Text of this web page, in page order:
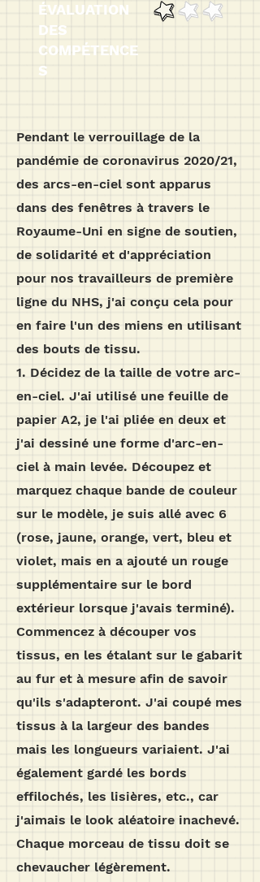
Pendant le verrouillage de la
pandémie de coronavirus 2020/21,
des arcs-en-ciel sont apparus
dans des fenêtres à travers le
Royaume-Uni en signe de soutien,
de solidarité et d'appréciation
pour nos travailleurs de première
ligne du NHS, j'ai conçu cela pour
en faire l'un des miens en utilisant
des bouts de tissu.
1. Décidez de la taille de votre arc-
en-ciel. J'ai utilisé une feuille de
papier A2, je l'ai pliée en deux et
j'ai dessiné une forme d'arc-en-
ciel à main levée. Découpez et
marquez chaque bande de couleur
sur le modèle, je suis allé avec 6
(rose, jaune, orange, vert, bleu et
violet, mais en a ajouté un rouge
supplémentaire sur le bord
extérieur lorsque j'avais terminé).
Commencez à découper vos
tissus, en les étalant sur le gabarit
au fur et à mesure afin de savoir
qu'ils s'adapteront. J'ai coupé mes
tissus à la largeur des bandes
mais les longueurs variaient. J'ai
également gardé les bords
effilochés, les lisières, etc., car
j'aimais le look aléatoire inachevé.
Chaque morceau de tissu doit se
chevaucher légèrement.
ÉVALUATION
DES
COMPÉTENCE
S